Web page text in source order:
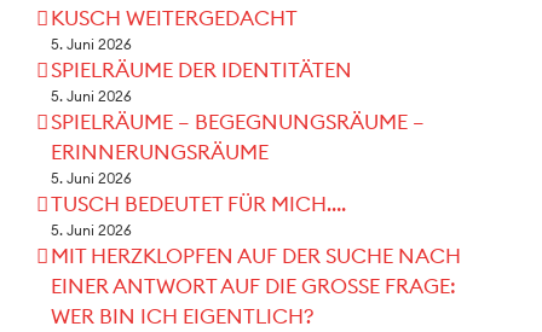
KUSCH WEITERGEDACHT
5. Juni 2026
SPIELRÄUME DER IDENTITÄTEN
5. Juni 2026
SPIELRÄUME – BEGEGNUNGSRÄUME –
ERINNERUNGSRÄUME
5. Juni 2026
TUSCH BEDEUTET FÜR MICH….
5. Juni 2026
MIT HERZKLOPFEN AUF DER SUCHE NACH
EINER ANTWORT AUF DIE GROSSE FRAGE:
WER BIN ICH EIGENTLICH?